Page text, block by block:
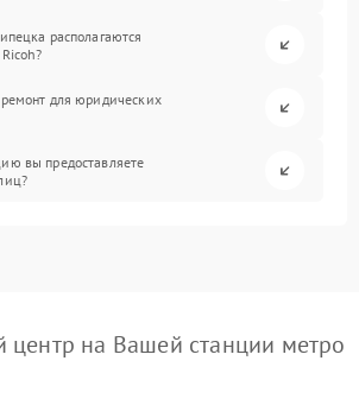
располагаются
для юридических
вы предоставляете
на Вашей станции метро